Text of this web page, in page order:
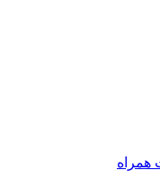
همراه